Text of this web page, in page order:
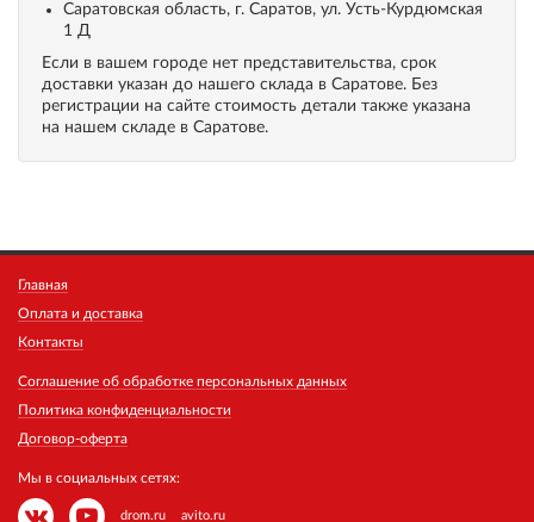
Саратовская область, г. Саратов, ул. Усть-Курдюмская
1 Д
Если в вашем городе нет представительства, срок
доставки указан до нашего склада в Саратове. Без
регистрации на сайте стоимость детали также указана
на нашем складе в Саратове.
Главная
Оплата и доставка
Контакты
Соглашение об обработке персональных данных
Политика конфиденциальности
Договор-оферта
Мы в социальных сетях:
drom.ru avito.ru